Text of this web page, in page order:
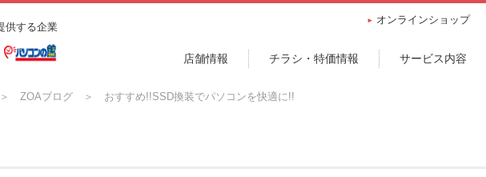
供する企業
オンラインショップ
店舗情報 チラシ・特価情報 サービス内容
ZOAブログ おすすめ!!SSD換装でパソコンを快適に!!